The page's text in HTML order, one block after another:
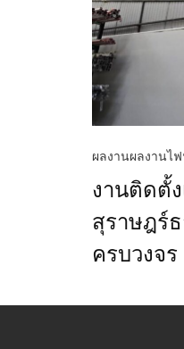
ผลงานผลงานไ
งานติดตั้
สุราษฎร์
ครบวงจร